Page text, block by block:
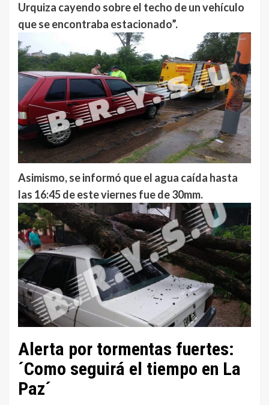
Urquiza cayendo sobre el techo de un vehículo
que se encontraba estacionado”.
Asimismo, se informó que el agua caída hasta
las 16:45 de este viernes fue de 30mm.
Alerta por tormentas fuertes:
´Como seguirá el tiempo en La
Paz´